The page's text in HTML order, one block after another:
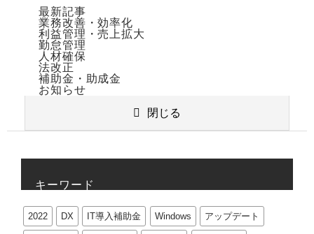
最新記事
業務改善・効率化
利益管理・売上拡大
勤怠管理
人材確保
法改正
補助金・助成金
お知らせ
閉じる
キーワード
2022 DX IT導入補助金 Windows アップデート